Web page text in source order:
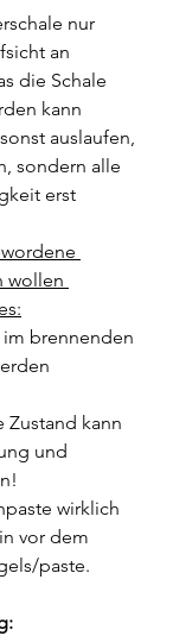
an
kann
auslaufen,
sondern alle
erst
wollen
im brennenden
und
vor dem
paste.